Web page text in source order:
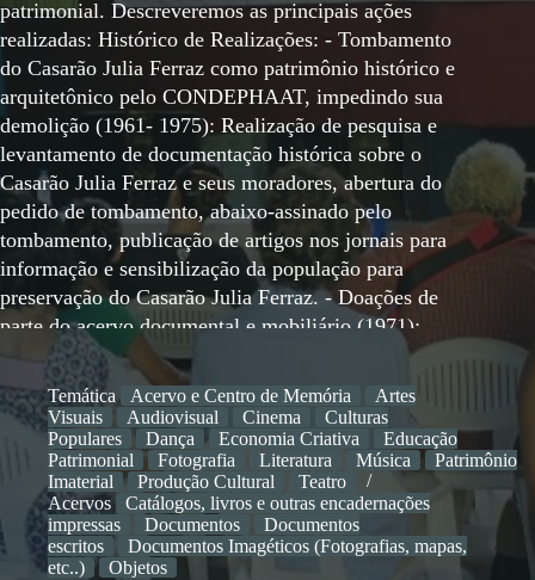
Temática Acervo e Centro de Memória
Artes
Visuais
Audiovisual Cinema
Culturas
Populares
Dança Economia Criativa
Educação
Patrimonial
Fotografia Literatura Música
Patrimônio
Imaterial
Produção Cultural
Teatro
Acervos
Catálogos, livros e outras encadernações
impressas
Documentos
Documentos
escritos
Documentos Imagéticos (Fotografias, mapas,
etc..)
Objetos